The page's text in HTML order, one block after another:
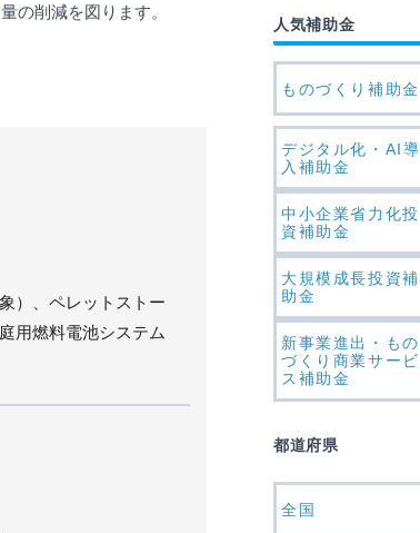
の削減を図ります。
）、ペレットストー
用燃料電池システム
人気補助金
ものづくり補助金
デジタル化・AI導
入補助金
中小企業省力化投
資補助金
大規模成長投資補
助金
新事業進出・もの
づくり商業サービ
ス補助金
都道府県
全国